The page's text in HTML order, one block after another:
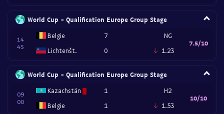
World Cup - Qualification Europe Group Stage
14
45
Belgie
Lichtenšt.
7
0
NG
1.23
7.5/10
World Cup - Qualification Europe Group Stage
09
00
Kazachstán
Belgie
1
1
H2
1.53
10/10